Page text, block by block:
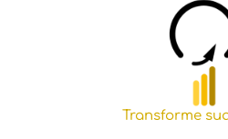
Transforme